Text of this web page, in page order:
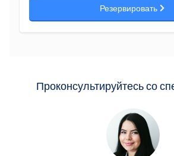
Резервировать
Проконсультируйтесь со